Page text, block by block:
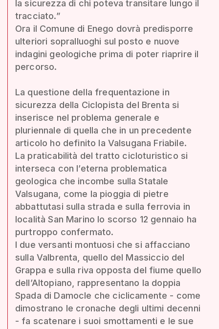
la sicurezza di chi poteva transitare lungo il
tracciato.”
Ora il Comune di Enego dovrà predisporre
ulteriori sopralluoghi sul posto e nuove
indagini geologiche prima di poter riaprire il
percorso.
La questione della frequentazione in
sicurezza della Ciclopista del Brenta si
inserisce nel problema generale e
pluriennale di quella che in un precedente
articolo ho definito la Valsugana Friabile.
La praticabilità del tratto cicloturistico si
interseca con l’eterna problematica
geologica che incombe sulla Statale
Valsugana, come la pioggia di pietre
abbattutasi sulla strada e sulla ferrovia in
località San Marino lo scorso 12 gennaio ha
purtroppo confermato.
I due versanti montuosi che si affacciano
sulla Valbrenta, quello del Massiccio del
Grappa e sulla riva opposta del fiume quello
dell’Altopiano, rappresentano la doppia
Spada di Damocle che ciclicamente - come
dimostrano le cronache degli ultimi decenni
- fa scatenare i suoi smottamenti e le sue